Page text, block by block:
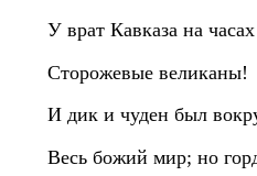
У врат Кавказа на часах
Сторожевые великаны!
И дик и чуден был
Весь божий мир; но